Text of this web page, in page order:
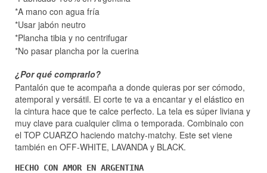
*A mano con agua fría
*Usar jabón neutro
*Plancha tibia y no centrifugar
*No pasar plancha por la cuerina
¿Por qué comprarlo?
Pantalón que te acompaña a donde quieras por ser cómodo,
atemporal y versátil. El corte te va a encantar y el elástico en
la cintura hace que te calce perfecto. La tela es súper liviana y
muy clave para cualquier clima o temporada. Combinalo con
el TOP CUARZO haciendo matchy-matchy. Este set viene
también en OFF-WHITE, LAVANDA y BLACK.
HECHO CON AMOR EN ARGENTINA